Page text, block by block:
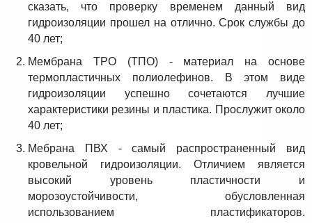
сказать, что проверку временем данный вид
гидроизоляции прошел на отлично. Срок службы до
40 лет;
Мембрана TPO (ТПО) - материал на основе
термопластичных полиолефинов. В этом виде
гидроизоляции успешно сочетаются лучшие
характеристики резины и пластика. Прослужит около
40 лет;
Мебрана ПВХ - самый распространенный вид
кровельной гидроизоляции. Отличием является
высокий уровень пластичности и
морозоустойчивости, обусловленная
использованием пластификаторов.